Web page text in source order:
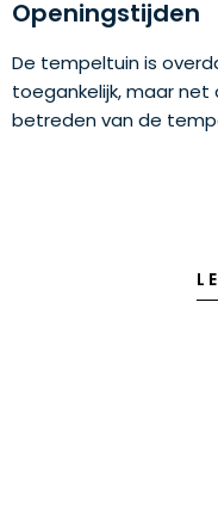
Openingstijden
De tempeltuin is
toegankelijk, maar net
betreden van de